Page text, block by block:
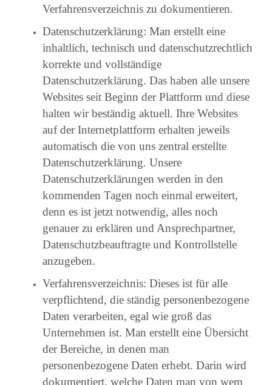
Verfahrensverzeichnis zu dokumentieren.
Datenschutzerklärung: Man erstellt eine
inhaltlich, technisch und datenschutzrechtlich
korrekte und vollständige
Datenschutzerklärung. Das haben alle unsere
Websites seit Beginn der Plattform und diese
halten wir beständig aktuell. Ihre Websites
auf der Internetplattform erhalten jeweils
automatisch die von uns zentral erstellte
Datenschutzerklärung. Unsere
Datenschutzerklärungen werden in den
kommenden Tagen noch einmal erweitert,
denn es ist jetzt notwendig, alles noch
genauer zu erklären und Ansprechpartner,
Datenschutzbeauftragte und Kontrollstelle
anzugeben.
Verfahrensverzeichnis: Dieses ist für alle
verpflichtend, die ständig personenbezogene
Daten verarbeiten, egal wie groß das
Unternehmen ist. Man erstellt eine Übersicht
der Bereiche, in denen man
personenbezogene Daten erhebt. Darin wird
dokumentiert, welche Daten man von wem